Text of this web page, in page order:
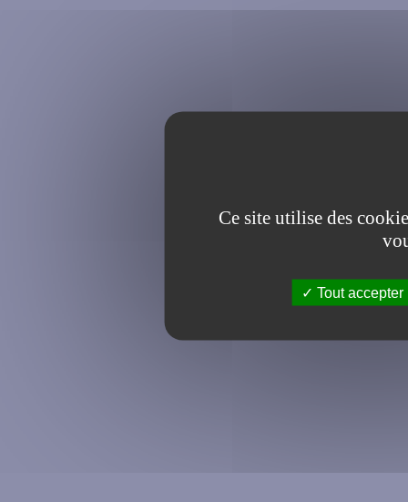
Ce site utilise des
Tout accepter